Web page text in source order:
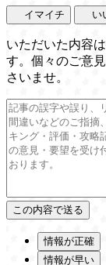
イマイチ い
いただいた内容
す。個々のご意
さいませ。
情報が正確
情報が早い